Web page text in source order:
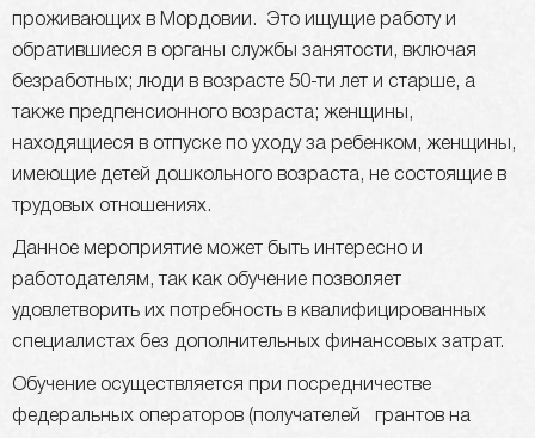
проживающих в Мордовии. Это ищущие работу и
обратившиеся в органы службы занятости, включая
безработных; люди в возрасте 50-ти лет и старше, а
также предпенсионного возраста; женщины,
находящиеся в отпуске по уходу за ребенком, женщины,
имеющие детей дошкольного возраста, не состоящие в
трудовых отношениях.
Данное мероприятие может быть интересно и
работодателям, так как обучение позволяет
удовлетворить их потребность в квалифицированных
специалистах без дополнительных финансовых затрат.
Обучение осуществляется при посредничестве
федеральных операторов (получателей грантов на